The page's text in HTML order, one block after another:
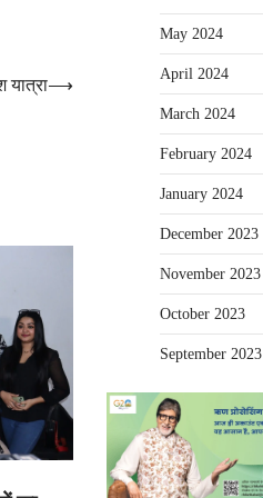
यात्रा⟶
May 2024
April 2024
March 2024
February 2024
January 2024
December 2023
November 2023
October 2023
September 2023